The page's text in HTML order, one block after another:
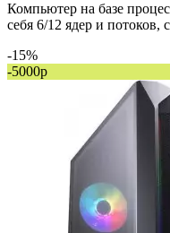
Компьютер на базе
себя 6/12 ядер и потоков,
-15%
-5000р